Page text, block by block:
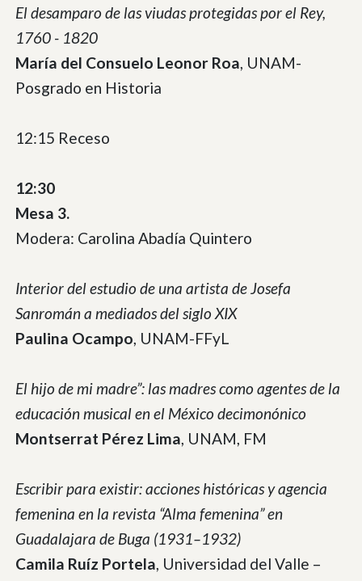
El desamparo de las viudas protegidas por el Rey,
1760 - 1820
María del Consuelo Leonor Roa, UNAM-
Posgrado en Historia
12:15 Receso
12:30
Mesa 3.
Modera: Carolina Abadía Quintero
Interior del estudio de una artista de Josefa
Sanromán a mediados del siglo XIX
Paulina Ocampo, UNAM-FFyL
El hijo de mi madre”: las madres como agentes de la
educación musical en el México decimonónico
Montserrat Pérez Lima, UNAM, FM
Escribir para existir: acciones históricas y agencia
femenina en la revista “Alma femenina” en
Guadalajara de Buga (1931–1932)
Camila Ruíz Portela, Universidad del Valle –